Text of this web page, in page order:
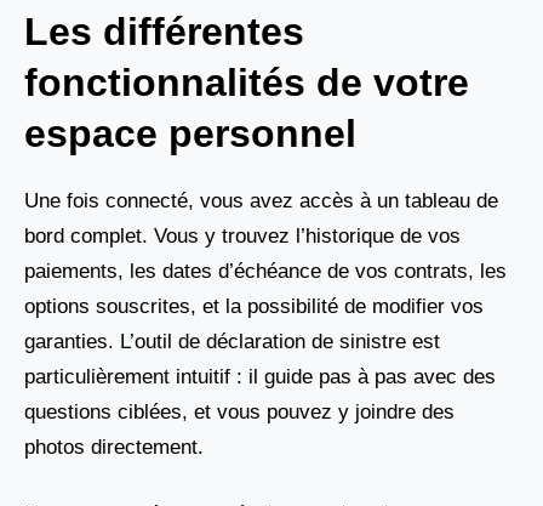
Les différentes
fonctionnalités de votre
espace personnel
Une fois connecté, vous avez accès à un tableau de
bord complet. Vous y trouvez l’historique de vos
paiements, les dates d’échéance de vos contrats, les
options souscrites, et la possibilité de modifier vos
garanties. L’outil de déclaration de sinistre est
particulièrement intuitif : il guide pas à pas avec des
questions ciblées, et vous pouvez y joindre des
photos directement.